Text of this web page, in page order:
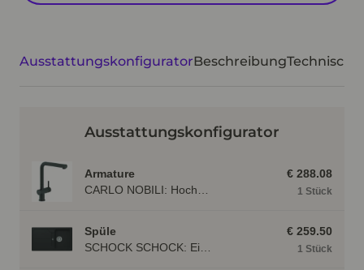
AusstattungskonfiguratorBeschreibung
Ausstattungskonfigurator
Armature
€ 288.08
1 Stück
Spüle
€ 259.50
1 Stück